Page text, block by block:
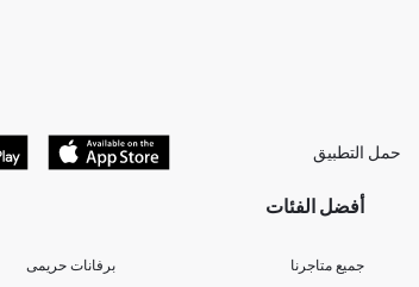
حمل التطبيق
أفضل الفئات
جميع متاجرنا برفانات حريمى